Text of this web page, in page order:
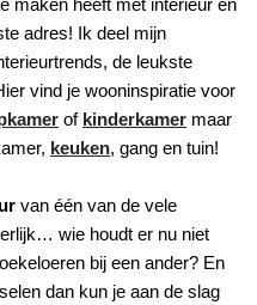
maken heeft met interieur en
adres! Ik deel mijn
de leukste
vind je wooninspiratie voor
of kinderkamer maar
keuken, gang en tuin!
van één van de vele
wie houdt er nu niet
bij een ander? En
dan kun je aan de slag